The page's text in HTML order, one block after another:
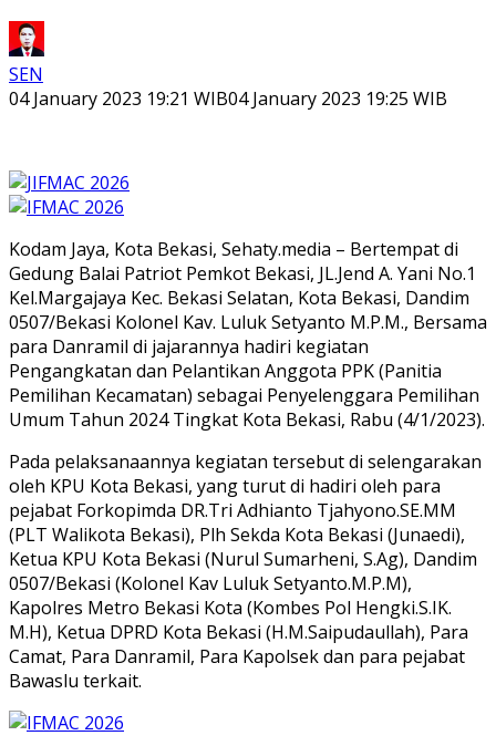
SEN
04 January 2023 19:21 WIB04 January 2023 19:25 WIB
Kodam Jaya, Kota Bekasi, Sehaty.media – Bertempat di
Gedung Balai Patriot Pemkot Bekasi, JL.Jend A. Yani No.1
Kel.Margajaya Kec. Bekasi Selatan, Kota Bekasi, Dandim
0507/Bekasi Kolonel Kav. Luluk Setyanto M.P.M., Bersama
para Danramil di jajarannya hadiri kegiatan
Pengangkatan dan Pelantikan Anggota PPK (Panitia
Pemilihan Kecamatan) sebagai Penyelenggara Pemilihan
Umum Tahun 2024 Tingkat Kota Bekasi, Rabu (4/1/2023).
Pada pelaksanaannya kegiatan tersebut di selengarakan
oleh KPU Kota Bekasi, yang turut di hadiri oleh para
pejabat Forkopimda DR.Tri Adhianto Tjahyono.SE.MM
(PLT Walikota Bekasi), Plh Sekda Kota Bekasi (Junaedi),
Ketua KPU Kota Bekasi (Nurul Sumarheni, S.Ag), Dandim
0507/Bekasi (Kolonel Kav Luluk Setyanto.M.P.M),
Kapolres Metro Bekasi Kota (Kombes Pol Hengki.S.IK.
M.H), Ketua DPRD Kota Bekasi (H.M.Saipudaullah), Para
Camat, Para Danramil, Para Kapolsek dan para pejabat
Bawaslu terkait.